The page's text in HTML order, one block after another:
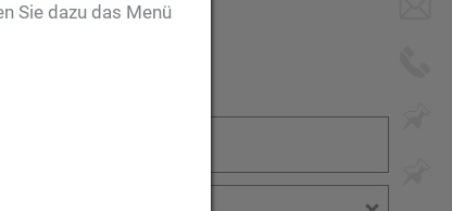
Sie dazu das Menü